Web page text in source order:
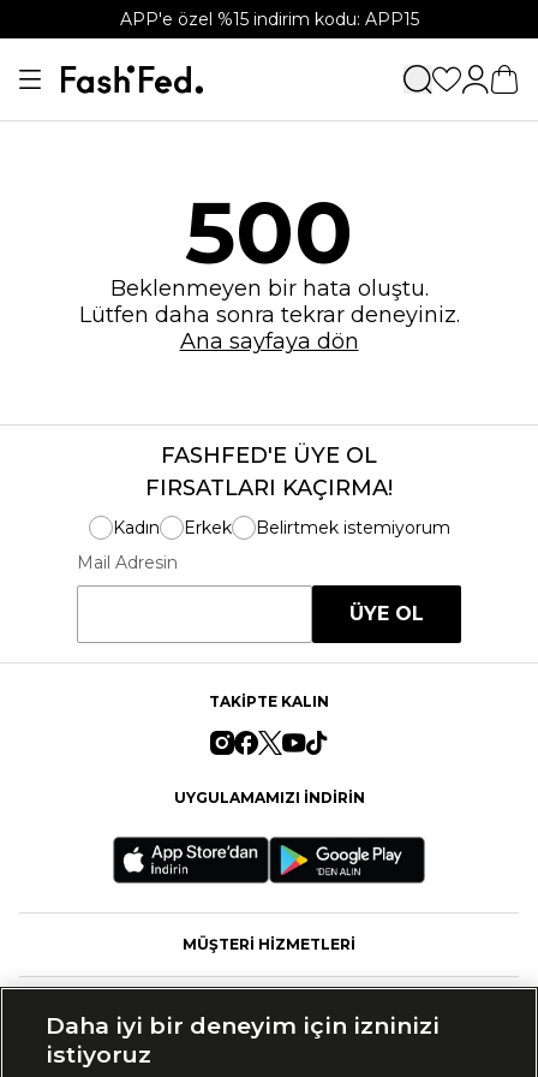
APP'e özel %15 indirim kodu: APP15
500
Beklenmeyen bir hata oluştu.
Lütfen daha sonra tekrar deneyiniz.
Ana sayfaya dön
FASHFED'E ÜYE OL
FIRSATLARI KAÇIRMA!
Kadın Erkek
Belirtmek istemiyorum
Mail Adresin
ÜYE OL
TAKİPTE KALIN
UYGULAMAMIZI İNDİRİN
MÜŞTERİ HİZMETLERİ
Daha iyi bir deneyim için izninizi
istiyoruz